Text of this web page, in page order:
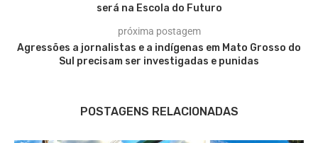
será na Escola do Futuro
próxima postagem
Agressões a jornalistas e a indígenas em Mato Grosso do
Sul precisam ser investigadas e punidas
POSTAGENS RELACIONADAS